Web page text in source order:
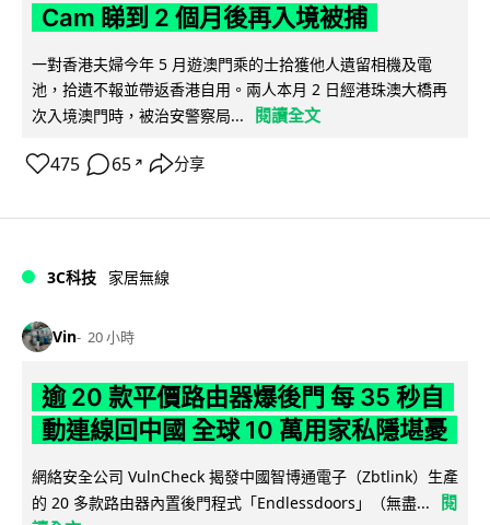
Cam 睇到 2 個月後再入境被捕
一對香港夫婦今年 5 月遊澳門乘的士拾獲他人遺留相機及電
池，拾遺不報並帶返香港自用。兩人本月 2 日經港珠澳大橋再
次入境澳門時，被治安警察局...
閱讀全文
475 65 ↗ 分享
3C科技 家居無線
Vin 20 小時
逾 20 款平價路由器爆後門 每 35 秒自
動連線回中國 全球 10 萬用家私隱堪憂
網絡安全公司 VulnCheck 揭發中國智博通電子（Zbtlink）生產
的 20 多款路由器內置後門程式「Endlessdoors」（無盡...
閱